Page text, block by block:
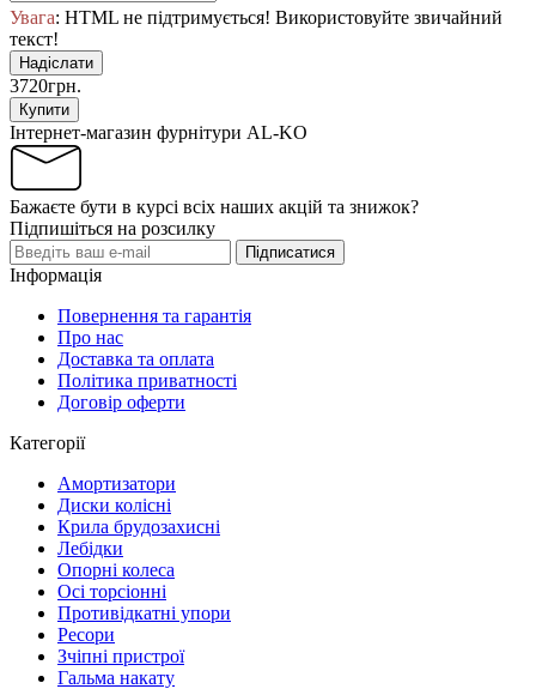
Увага: HTML не підтримується! Використовуйте звичайний
текст!
Надіслати
3720грн.
Купити
Інтернет-магазин фурнітури AL-KO
Бажаєте бути в курсі всіх наших акцій та знижок?
Підпишіться на розсилку
Підписатися
Інформація
Повернення та гарантія
Про нас
Доставка та оплата
Політика приватності
Договір оферти
Категорії
Амортизатори
Диски колісні
Крила брудозахисні
Лебідки
Опорні колеса
Осі торсіонні
Противідкатні упори
Ресори
Зчіпні пристрої
Гальма накату